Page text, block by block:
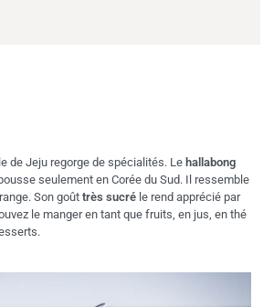
de Jeju regorge de spécialités. Le hallabong
seulement en Corée du Sud. Il ressemble
Son goût très sucré le rend apprécié par
le manger en tant que fruits, en jus, en thé